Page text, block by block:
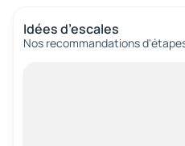
Idées d’escales
Nos recommandations